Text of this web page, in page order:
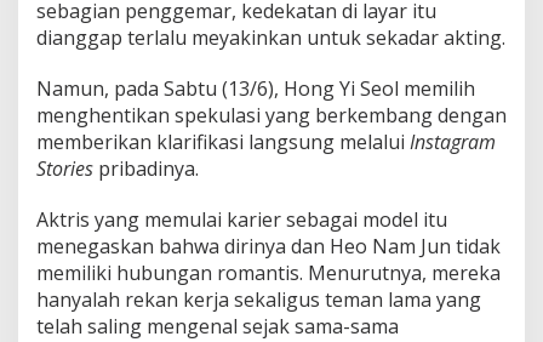
n
g
n
H
e
o
m
J
n
sebagian penggemar, kedekatan di layar itu
dianggap terlalu meyakinkan untuk sekadar akting.
Namun, pada Sabtu (13/6), Hong Yi Seol memilih
menghentikan spekulasi yang berkembang dengan
memberikan klarifikasi langsung melalui Instagram
Stories pribadinya.
Aktris yang memulai karier sebagai model itu
menegaskan bahwa dirinya dan Heo Nam Jun tidak
memiliki hubungan romantis. Menurutnya, mereka
hanyalah rekan kerja sekaligus teman lama yang
telah saling mengenal sejak sama-sama